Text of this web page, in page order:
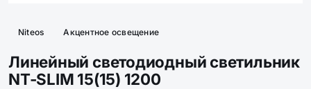
Niteos Акцентное освещение
Линейный светодиодный светильник
NT-SLIM 15(15) 1200